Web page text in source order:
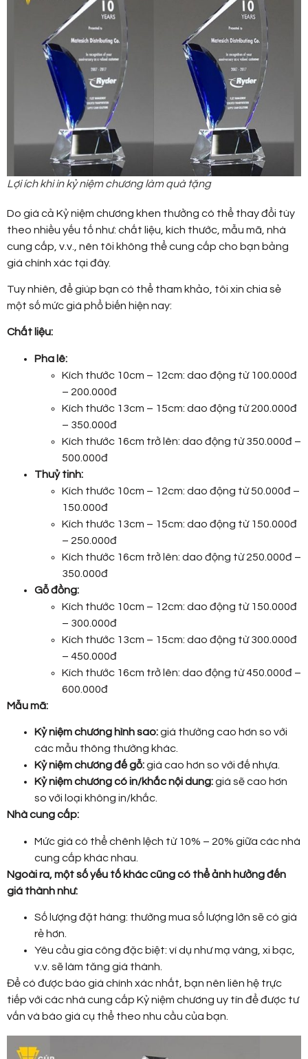
Lợi ích khi in kỷ niệm chương làm quà tặng
Do giá cả Kỷ niệm chương khen thưởng có thể thay đổi tùy
theo nhiều yếu tố như: chất liệu, kích thước, mẫu mã, nhà
cung cấp, v.v., nên tôi không thể cung cấp cho bạn bảng
giá chính xác tại đây.
Tuy nhiên, để giúp bạn có thể tham khảo, tôi xin chia sẻ
một số mức giá phổ biến hiện nay:
Chất liệu:
Pha lê:
Kích thước 10cm – 12cm: dao động từ 100.000đ
– 200.000đ
Kích thước 13cm – 15cm: dao động từ 200.000đ
– 350.000đ
Kích thước 16cm trở lên: dao động từ 350.000đ –
500.000đ
Thuỷ tinh:
Kích thước 10cm – 12cm: dao động từ 50.000đ –
150.000đ
Kích thước 13cm – 15cm: dao động từ 150.000đ
– 250.000đ
Kích thước 16cm trở lên: dao động từ 250.000đ –
350.000đ
Gỗ đồng:
Kích thước 10cm – 12cm: dao động từ 150.000đ
– 300.000đ
Kích thước 13cm – 15cm: dao động từ 300.000đ
– 450.000đ
Kích thước 16cm trở lên: dao động từ 450.000đ –
600.000đ
Mẫu mã:
Kỷ niệm chương hình sao:giá thường cao hơn so với
các mẫu thông thường khác.
Kỷ niệm chương đế gỗ:giá cao hơn so với đế nhựa.
Kỷ niệm chương có in/khắc nội dung:giá sẽ cao hơn
so với loại không in/khắc.
Nhà cung cấp:
Mức giá có thể chênh lệch từ 10% – 20% giữa các nhà
cung cấp khác nhau.
Ngoài ra, một số yếu tố khác cũng có thể ảnh hưởng đến
giá thành như:
Số lượng đặt hàng: thường mua số lượng lớn sẽ có giá
rẻ hơn.
Yêu cầu gia công đặc biệt: ví dụ như mạ vàng, xi bạc,
v.v. sẽ làm tăng giá thành.
Để có được báo giá chính xác nhất, bạn nên liên hệ trực
tiếp với các nhà cung cấp Kỷ niệm chương uy tín để được tư
vấn và báo giá cụ thể theo nhu cầu của bạn.